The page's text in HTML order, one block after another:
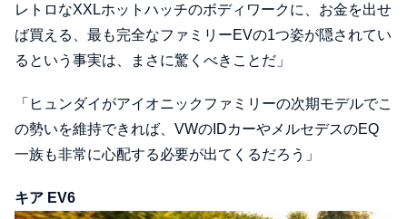
レトロなXXLホットハッチのボディワークに、お金を出せ
ば買える、最も完全なファミリーEVの1つ姿が隠されてい
るという事実は、まさに驚くべきことだ」
「ヒュンダイがアイオニックファミリーの次期モデルでこ
の勢いを維持できれば、VWのIDカーやメルセデスのEQ
一族も非常に心配する必要が出てくるだろう」
キア EV6